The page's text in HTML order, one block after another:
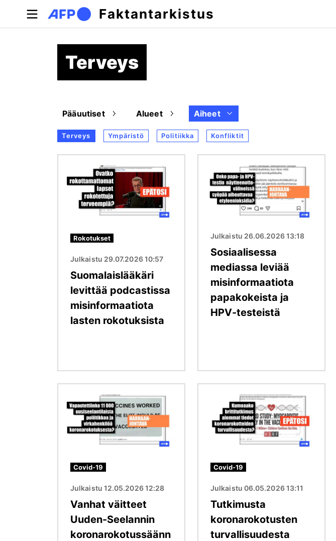
Hyppää pääsisältöön
Faktantarkistus
Terveys
Pääuutiset Alueet Aiheet
Terveys Ympäristö Politiikka Konfliktit
Rokotukset
Julkaistu 29.07.2026 10:57
Suomalaislääkäri
levittää podcastissa
misinformaatiota
lasten rokotuksista
Julkaistu 26.06.2026 13:18
Sosiaalisessa
mediassa leviää
misinformaatiota
papakokeista ja
HPV-testeistä
Covid-19
Julkaistu 12.05.2026 12:28
Vanhat väitteet
Uuden-Seelannin
koronarokotussäänn
Covid-19
Julkaistu 06.05.2026 13:11
Tutkimusta
koronarokotusten
turvallisuudesta